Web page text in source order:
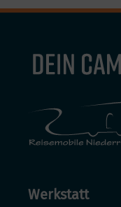
Werkstatt